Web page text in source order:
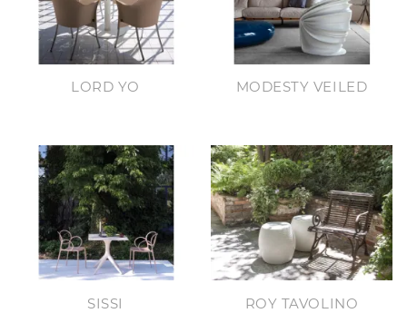
LORD YO MODESTY VEILED
SISSI ROY TAVOLINO